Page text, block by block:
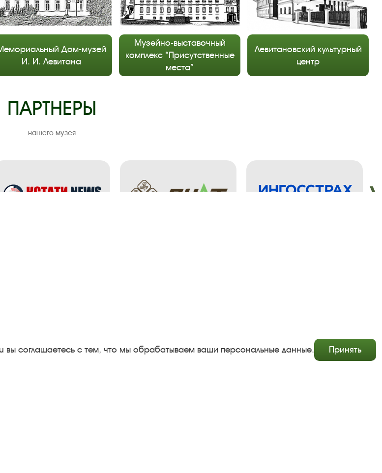
Дом-музей
И. И. Левитана
Музейно-выставочный
комплекс “Присутственные
места”
Левитановский культурный
центр
ПАРТНЕРЫ
нашего музея
Результаты независимой
Copyright © http://www.plyos.org
соглашаетесь с тем, что мы обрабатываем ваши персональные данные. Принять